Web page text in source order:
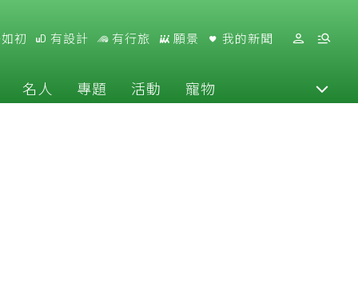
初 有設計 有行旅 願景 我的新聞
名人 專題 活動 寵物